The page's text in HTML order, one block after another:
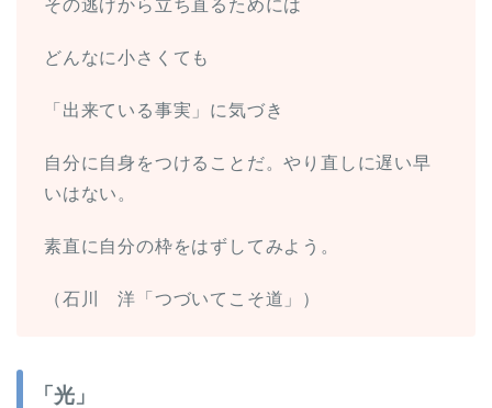
その逃げから立ち直るためには
どんなに小さくても
「出来ている事実」に気づき
自分に自身をつけることだ。やり直しに遅い早
いはない。
素直に自分の枠をはずしてみよう。
（石川 洋「つづいてこそ道」）
「光」